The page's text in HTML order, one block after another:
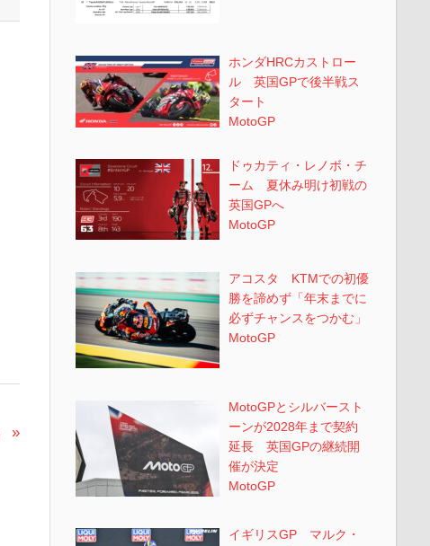
ホンダHRCカストロー
ル 英国GPで後半戦ス
タート
MotoGP
ドゥカティ・レノボ・チ
ーム 夏休み明け初戦の
英国GPへ
MotoGP
アコスタ KTMでの初優
勝を諦めず「年末までに
必ずチャンスをつかむ」
MotoGP
MotoGPとシルバースト
ーンが2028年まで契約
延長 英国GPの継続開
催が決定
MotoGP
イギリスGP マルク・